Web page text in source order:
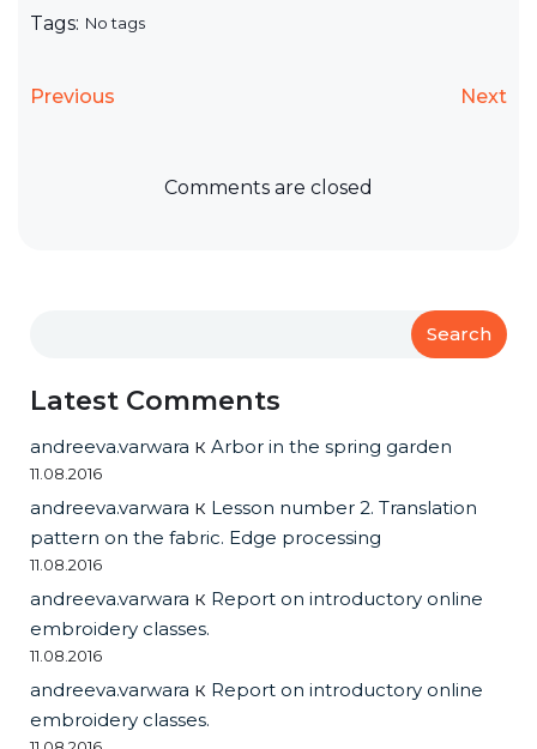
Tags: No tags
Previous Next
Comments are closed
Search
Latest Comments
andreeva.varwara к Arbor in the spring garden
11.08.2016
andreeva.varwara к Lesson number 2. Translation
pattern on the fabric. Edge processing
11.08.2016
andreeva.varwara к Report on introductory online
embroidery classes.
11.08.2016
andreeva.varwara к Report on introductory online
embroidery classes.